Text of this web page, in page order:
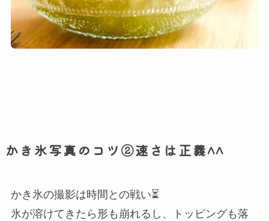
かき氷写真のコツ②速さは正義^^
かき氷の撮影は時間との戦い⏳
氷が溶けてきたら形も崩れるし、トッピングも落